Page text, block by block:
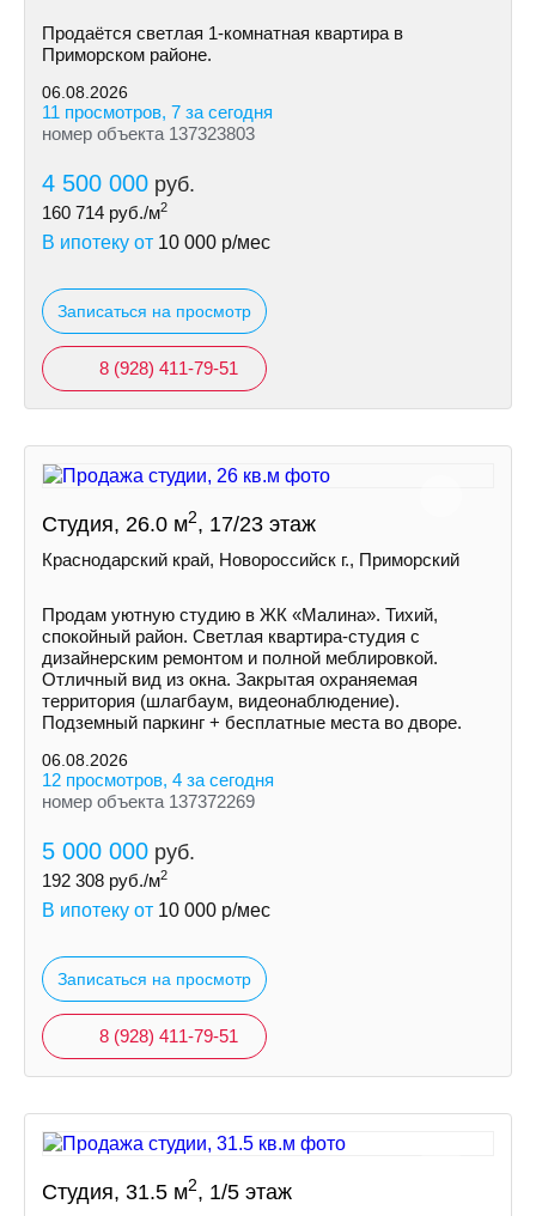
Продаётся светлая 1-комнатная квартира в
Приморском районе.
06.08.2026
11 просмотров, 7 за сегодня
номер объекта 137323803
4 500 000 руб.
160 714 руб./м2
В ипотеку от 10 000 р/мес
Записаться на просмотр
8 (928) 411-79-51
Студия, 26.0 м2, 17/23 этаж
Краснодарский край, Новороссийск г., Приморский
Продам уютную студию в ЖК «Малина». Тихий,
спокойный район. Светлая квартира-студия с
дизайнерским ремонтом и полной меблировкой.
Отличный вид из окна. Закрытая охраняемая
территория (шлагбаум, видеонаблюдение).
Подземный паркинг + бесплатные места во дворе.
06.08.2026
12 просмотров, 4 за сегодня
номер объекта 137372269
5 000 000 руб.
192 308 руб./м2
В ипотеку от 10 000 р/мес
Записаться на просмотр
8 (928) 411-79-51
Студия, 31.5 м2, 1/5 этаж